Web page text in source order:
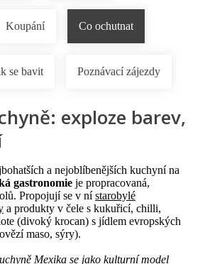
Koupání Co ochutnat
se bavit Poznávací zájezdy
exploze barev,
a nejoblíbenějších kuchyní na
gastronomie je propracovaná,
Propojují se v nístarobylé
a produkty v čele s kukuřicí, chilli,
(divoký krocan) s jídlem evropských
maso, sýry).
Mexika se jako kulturní model